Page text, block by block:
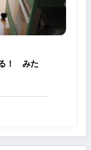
！ みた